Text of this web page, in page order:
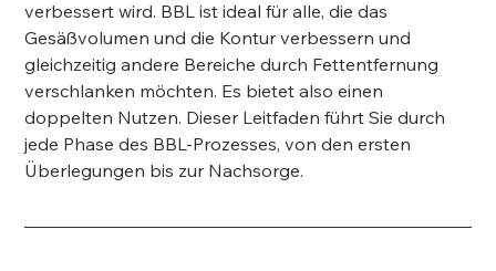
verbessert wird. BBL ist ideal für alle, die das
Gesäßvolumen und die Kontur verbessern und
gleichzeitig andere Bereiche durch Fettentfernung
verschlanken möchten. Es bietet also einen
doppelten Nutzen. Dieser Leitfaden führt Sie durch
jede Phase des BBL-Prozesses, von den ersten
Überlegungen bis zur Nachsorge.